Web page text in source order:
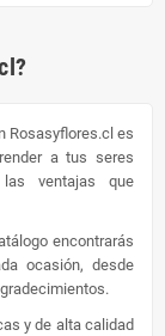
Rosasyflores.cl es
a tus seres
ventajas que
encontrarás
ocasión, desde
y de alta calidad